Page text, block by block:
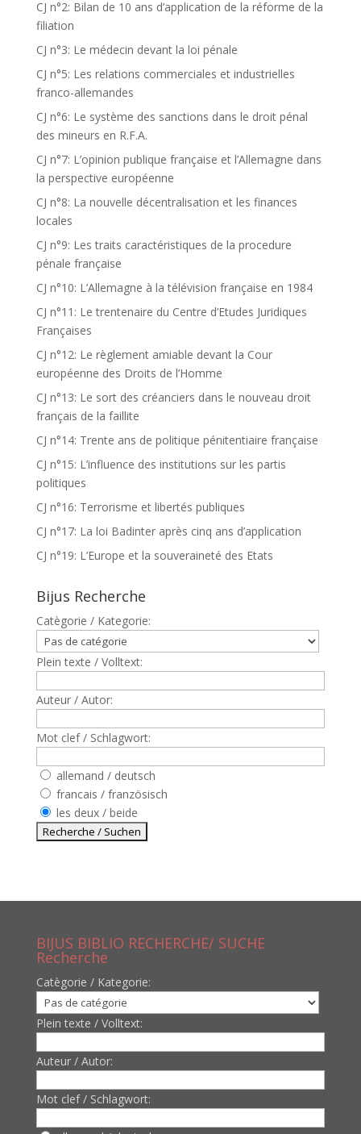
CJ n°2: Bilan de 10 ans d’application de la réforme de la
filiation
CJ n°3: Le médecin devant la loi pénale
CJ n°5: Les relations commerciales et industrielles
franco-allemandes
CJ n°6: Le système des sanctions dans le droit pénal
des mineurs en R.F.A.
CJ n°7: L’opinion publique française et l’Allemagne dans
la perspective européenne
CJ n°8: La nouvelle décentralisation et les finances
locales
CJ n°9: Les traits caractéristiques de la procedure
pénale française
CJ n°10: L’Allemagne à la télévision française en 1984
CJ n°11: Le trentenaire du Centre d’Etudes Juridiques
Françaises
CJ n°12: Le règlement amiable devant la Cour
européenne des Droits de l’Homme
CJ n°13: Le sort des créanciers dans le nouveau droit
français de la faillite
CJ n°14: Trente ans de politique pénitentiaire française
CJ n°15: L’influence des institutions sur les partis
politiques
CJ n°16: Terrorisme et libertés publiques
CJ n°17: La loi Badinter après cinq ans d’application
CJ n°19: L’Europe et la souveraineté des Etats
Bijus Recherche
Catègorie / Kategorie:
Plein texte / Volltext:
Auteur / Autor:
Mot clef / Schlagwort:
allemand / deutsch
francais / französisch
les deux / beide
BIJUS BIBLIO RECHERCHE/ SUCHE
Recherche
Catègorie / Kategorie:
Plein texte / Volltext:
Auteur / Autor:
Mot clef / Schlagwort: